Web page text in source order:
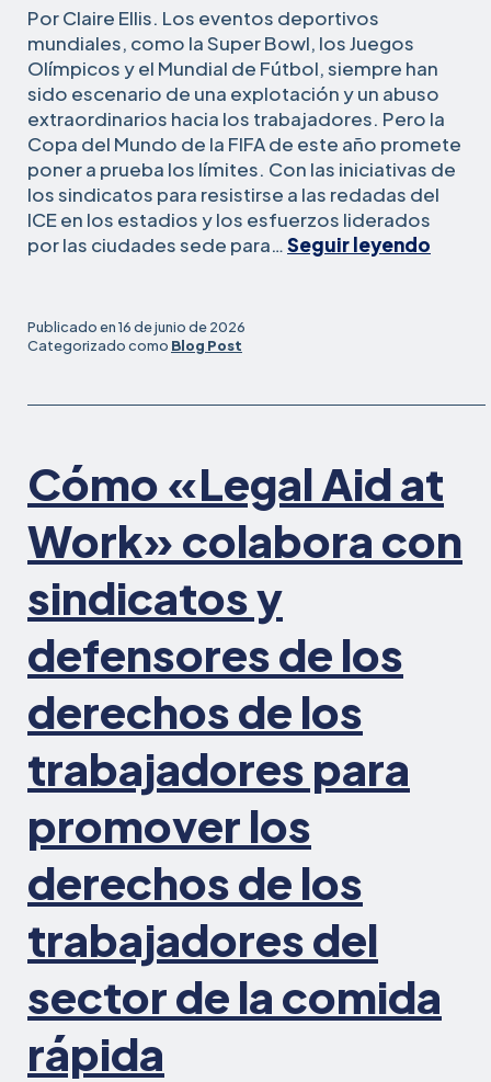
Por Claire Ellis. Los eventos deportivos
mundiales, como la Super Bowl, los Juegos
Olímpicos y el Mundial de Fútbol, siempre han
sido escenario de una explotación y un abuso
extraordinarios hacia los trabajadores. Pero la
Copa del Mundo de la FIFA de este año promete
poner a prueba los límites. Con las iniciativas de
los sindicatos para resistirse a las redadas del
ICE en los estadios y los esfuerzos liderados
por las ciudades sede para…Seguir leyendo
no
al
Publicado en16 de junio de 2026
Categorizado como Blog Post
Cómo «Legal Aid at
Work» colabora con
sindicatos y
defensores de los
derechos de los
trabajadores para
promover los
derechos de los
trabajadores del
sector de la comida
rápida